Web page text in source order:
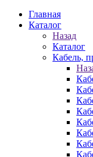
Главная
Каталог
Назад
Каталог
Кабель,